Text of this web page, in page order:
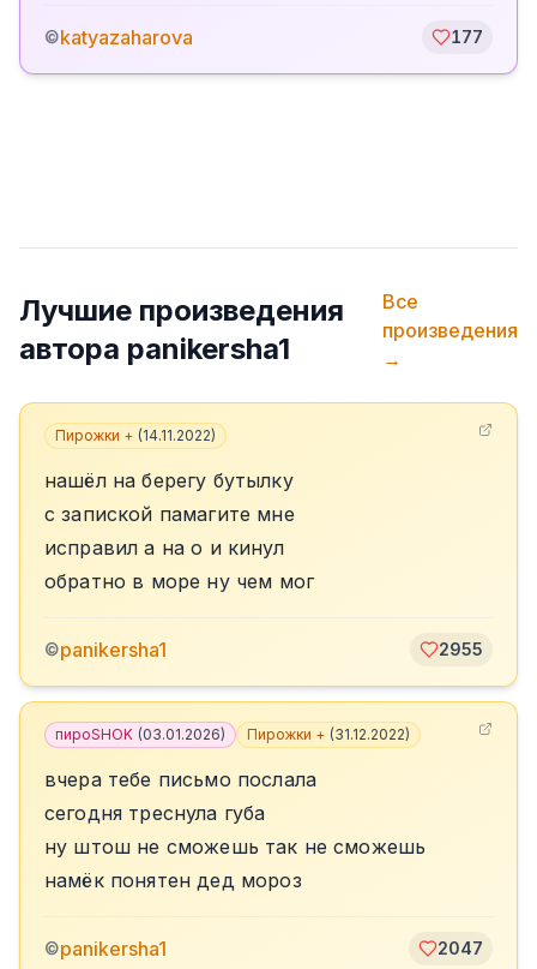
©katyazaharova 177
Лучшие произведения
автора panikersha1
Все
произведения
→
Пирожки + (14.11.2022)
нашёл на берегу бутылку
с запиской памагите мне
исправил а на о и кинул
обратно в море ну чем мог
©panikersha1 2955
пироSHOK (03.01.2026) Пирожки + (31.12.2022)
вчера тебе письмо послала
сегодня треснула губа
ну штош не сможешь так не сможешь
намёк понятен дед мороз
©panikersha1 2047